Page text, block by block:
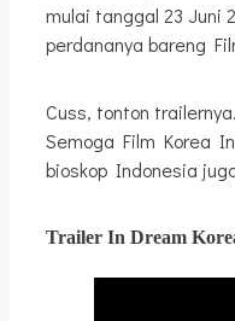
mulai tanggal 23 Juni
perdananya bareng
Cuss, tonton trailernya.
Semoga Film Korea
bioskop Indonesia
Trailer In Dream